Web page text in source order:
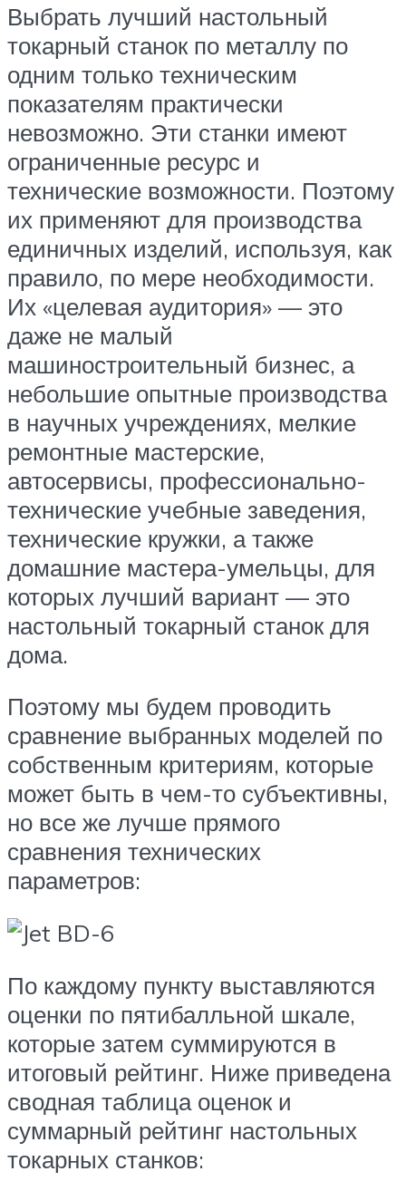
Выбрать лучший настольный
токарный станок по металлу по
одним только техническим
показателям практически
невозможно. Эти станки имеют
ограниченные ресурс и
технические возможности. Поэтому
их применяют для производства
единичных изделий, используя, как
правило, по мере необходимости.
Их «целевая аудитория» — это
даже не малый
машиностроительный бизнес, а
небольшие опытные производства
в научных учреждениях, мелкие
ремонтные мастерские,
автосервисы, профессионально-
технические учебные заведения,
технические кружки, а также
домашние мастера-умельцы, для
которых лучший вариант — это
настольный токарный станок для
дома.
Поэтому мы будем проводить
сравнение выбранных моделей по
собственным критериям, которые
может быть в чем-то субъективны,
но все же лучше прямого
сравнения технических
параметров:
По каждому пункту выставляются
оценки по пятибалльной шкале,
которые затем суммируются в
итоговый рейтинг. Ниже приведена
сводная таблица оценок и
суммарный рейтинг настольных
токарных станков: